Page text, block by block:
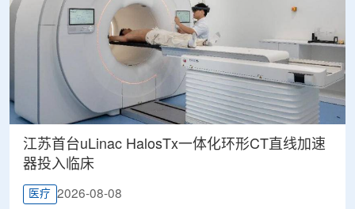
江苏首台uLinac HalosTx一体化环形CT直线加速
器投入临床
医疗 2026-08-08